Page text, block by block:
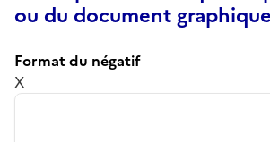
ou du document graphique
Format du négatif
X